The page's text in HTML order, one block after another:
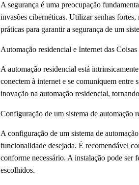
A segurança é uma preocupação
invasões cibernéticas. Utilizar senhas
práticas para garantir a segurança de um
Automação residencial e Internet das
A automação residencial está
conectem à internet e se comuniquem
inovação na automação residencial,
Configuração de um sistema de automação
A configuração de um sistema de
funcionalidade desejada. É recomendável
conforme necessário. A instalação pode
escolhidos.